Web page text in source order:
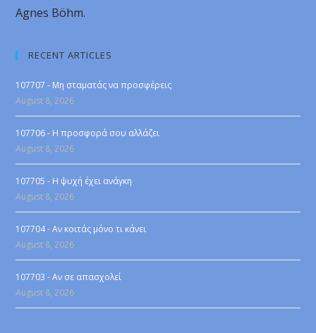
Agnes Böhm.
RECENT ARTICLES
107707 - Μη σταματάς να προσφέρεις
August 8, 2026
107706 - Η προσφορά σου αλλάζει
August 8, 2026
107705 - Η ψυχή έχει ανάγκη
August 8, 2026
107704 - Αν κοιτάς μόνο τι κάνει
August 8, 2026
107703 - Αν σε απασχολεί
August 8, 2026